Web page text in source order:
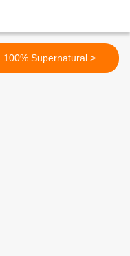
100% Supernatural >